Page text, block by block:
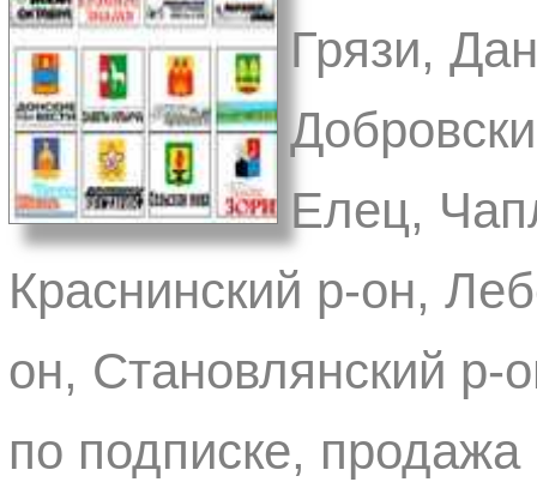
Грязи,
Елец,
Краснинский р-он,
он, Становлянский
по подписке, продажа